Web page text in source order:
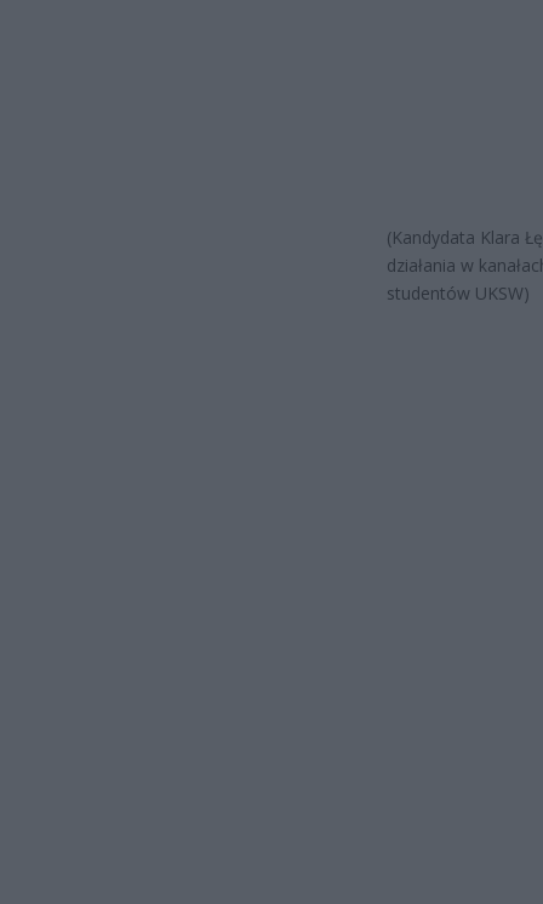
(Kandydata Klara
działania w
studentów UKSW)